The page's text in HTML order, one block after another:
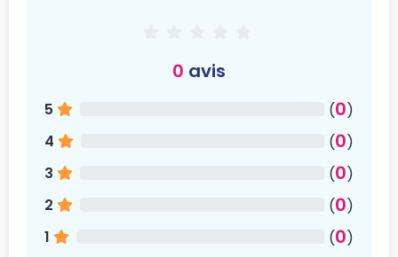
0 avis
5 (0)
4
(0)
3
(0)
2
(0)
1
(0)